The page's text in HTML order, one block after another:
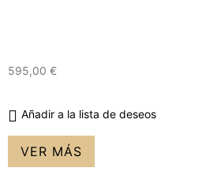
595,00 €
Añadir a la lista de deseos
VER MÁS